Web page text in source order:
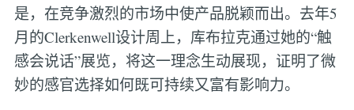
是，在竞争激烈的市场中使产品脱颖而出。去年5
月的Clerkenwell设计周上，库布拉克通过她的“触
感会说话”展览，将这一理念生动展现，证明了微
妙的感官选择如何既可持续又富有影响力。